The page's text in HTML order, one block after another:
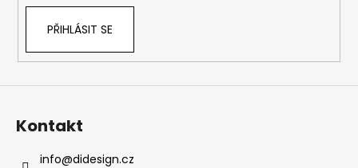
PŘIHLÁSIT SE
Kontakt
info@didesign.cz